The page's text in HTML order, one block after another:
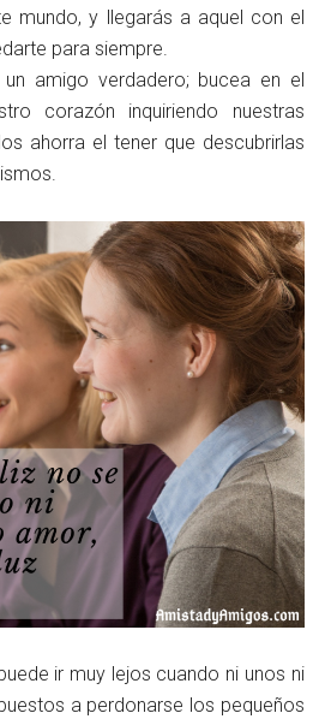
mundo, y llegarás a aquel con el
para siempre.
amigo verdadero; bucea en el
corazón inquiriendo nuestras
ahorra el tener que descubrirlas
ir muy lejos cuando ni unos ni
a perdonarse los pequeños